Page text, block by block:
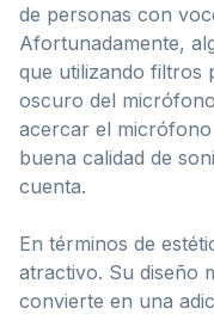
de personas con
Afortunadamente,
que utilizando filtros
oscuro del
acercar el
buena calidad de
cuenta.
En términos de
atractivo. Su diseño
convierte en una